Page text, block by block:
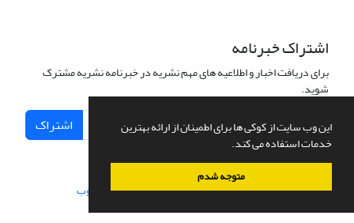
این وب سایت از کوکی ها برای اطمینان از ارائه بهترین
خدمات استفاده می کند.
متوجه شدم
اشتراک خبرنامه
برای دریافت اخبار و اطلاعیه های مهم نشریه در خبرنامه نشریه مشترک
شوید.
اشتراک
سامانه مدیریت نشریات علمی.طراحی و پیاده سازی از سیناوب